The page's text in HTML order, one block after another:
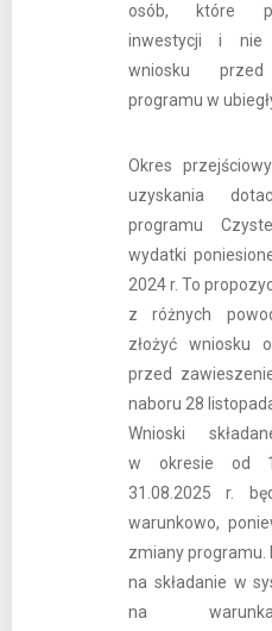
osób, które
inwestycji i nie
wniosku przed
programu w
Okres
uzyskania
programu
wydatki
2024 r. To
z różnych
złożyć wniosku
przed
naboru 28
Wnioski
w okresie od
31.08.2025 r.
warunkowo,
zmiany programu.
na składanie w
na